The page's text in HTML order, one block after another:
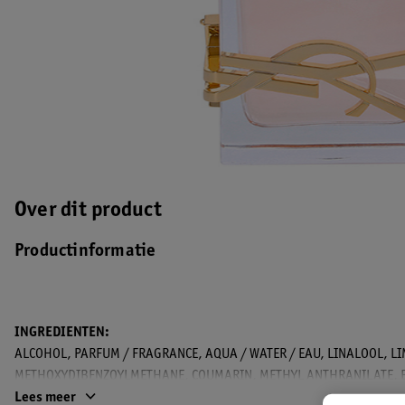
Over dit product
Productinformatie
INGREDIENTEN:
ALCOHOL, PARFUM / FRAGRANCE, AQUA / WATER / EAU, LINALOOL,
METHOXYDIBENZOYLMETHANE, COUMARIN, METHYL ANTHRANILATE,
CITRONELLOL, BENZYL SALICYLATE . CITRAL, GERANIOL . CINNAMYL
Lees meer